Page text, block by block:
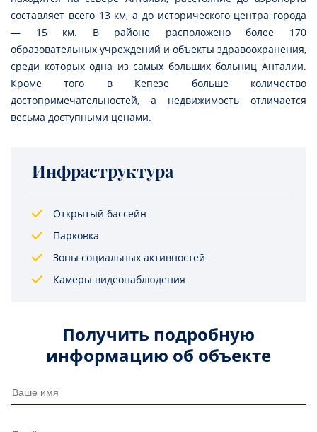
составляет всего 13 км, а до исторического центра города
— 15 км. В районе расположено более 170
образовательных учреждений и объекты здравоохранения,
среди которых одна из самых больших больниц Анталии.
Кроме того в Кепезе больше количество
достопримечательностей, а недвижимость отличается
весьма доступными ценами.
Инфраструктура
Открытый бассейн
Парковка
Зоны социальных активностей
Камеры видеонаблюдения
Получить подробную
информацию об объекте